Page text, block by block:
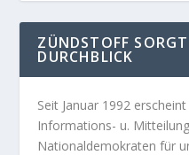
ZÜNDSTOFF
DURCHBLICK
Seit Januar 1992
Informations- u.
Nationaldemokraten für